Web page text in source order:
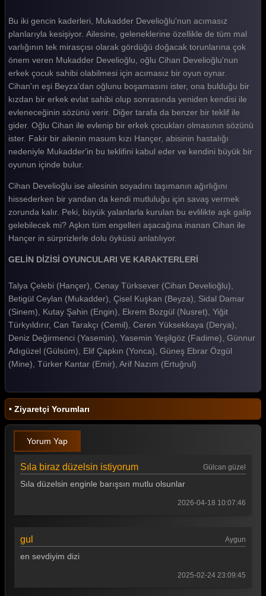
Gelin 122. Bölüm
Gelin 121. Bölüm
Gelin 120. Bölüm
Gelin 119. Bölüm
Gelin 118. Bölüm
Gelin 117. Bölüm
Gelin 116. Bölüm
Gelin 114. Bölüm
Gelin 113. Bölüm
Gelin 112. Bölüm
Gelin 111. Bölüm
Gelin 110. Bölüm
Gelin 109. Bölüm
Gelin 108. Bölüm
Gelin 107. Bölüm
Gelin 106. Bölüm
Gelin 105. Bölüm
Gelin 104. Bölüm
Gelin 97. Bölüm
Bu iki gencin kaderleri, Mukadder Develioğlu'nun acımasız
planlarıyla kesişiyor. Ailesine, geleneklerine özellikle de tüm mal
varlığının tek mirasçısı olarak gördüğü doğacak torunlarına çok
önem veren Mukadder Develioğlu, oğlu Cihan Develioğlu'nun
erkek çocuk sahibi olabilmesi için acımasız bir oyun oynar.
Cihan'ın eşi Beyza'dan oğlunu boşamasını ister, ona bulduğu bir
kızdan bir erkek evlat sahibi olup sonrasında yeniden kendisi ile
evleneceğinin sözünü verir. Diğer tarafa da benzer bir teklif ile
gider. Oğlu Cihan ile evlenip bir erkek çocukları olmasının sözünü
ister. Fakir bir ailenin masum kızı Hançer, abisinin hastalığı
nedeniyle Mukadder'in bu teklifini kabul eder ve kendini büyük bir
oyunun içinde bulur.
Cihan Develioğlu ise ailesinin soyadını taşımanın ağırlığını
hissederken bir yandan da kendi mutluluğu için savaş vermek
zorunda kalır. Peki, büyük yalanlarla kurulan bu evlilikte aşk galip
gelebilecek mi? Aşkın tüm engelleri aşacağına inanan Cihan ile
Hançer in sürprizlerle dolu öyküsü anlatılıyor.
GELİN DİZİSİ OYUNCULARI VE KARAKTERLERİ
Talya Çelebi (Hançer), Cenay Türksever (Cihan Develioğlu),
Betigül Ceylan (Mukadder), Çisel Kuşkan (Beyza), Sidal Damar
(Sinem), Kutay Şahin (Engin), Ekrem Bozgül (Nusret), Yiğit
Türkyıldırır, Can Tarakçı (Cemil), Ceren Yüksekkaya (Derya),
Deniz Değirmenci (Yasemin), Yasemin Yeşilgöz (Fadime), Günnur
Adıgüzel (Gülsüm), Elif Çapkın (Yonca), Güneş Ebrar Özgül
(Mine), Türker Kantar (Emir), Arif Nazım (Ertuğrul)
• Ziyaretçi Yorumları
Yorum Yap
Sıla biraz düzelsin istiyorum Gülcan güzel
Sıla düzelsin enginle barışsın mutlu olsunlar
2026-04-18 10:07:46
gul Aygun
en sevdiyim dizi
2025-02-24 23:09:45